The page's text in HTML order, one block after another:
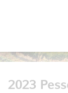
2023